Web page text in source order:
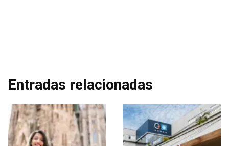
Entradas relacionadas